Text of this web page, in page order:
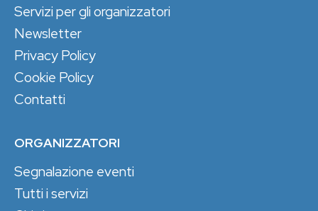
Servizi per gli organizzatori
Newsletter
Privacy Policy
Cookie Policy
Contatti
ORGANIZZATORI
Segnalazione eventi
Tutti i servizi